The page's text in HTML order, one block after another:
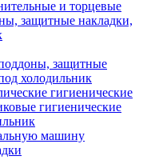
и торцевые
защитные накладки,
защитные
холодильник
гигиенические
гигиенические
машину